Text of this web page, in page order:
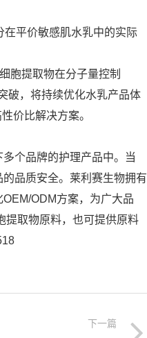
平价敏感肌水乳中的实际
胞提取物在分子量控制
破，将持续优化水乳产品体
价比解决方案。
个品牌的护理产品中。当
品质安全。莱利赛生物拥有
ODM方案，为广大品
提取物原料，也可提供原料
下一篇